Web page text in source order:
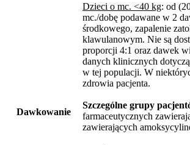
Dawkowanie
Dzieci o mc. <40 kg: od
mc./dobę podawane w 2
środkowego, zapalenie
klawulanowym. Nie są
proporcji 4:1 oraz dawek
danych klinicznych
w tej populacji. W
zdrowia pacjenta.
Szczególne grupy
farmaceutycznych
zawierających